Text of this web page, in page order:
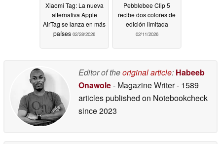
Xiaomi Tag: La nueva
alternativa Apple
AirTag se lanza en más
países 02/28/2026
Pebblebee Clip 5
recibe dos colores de
edición limitada
02/11/2026
Editor of theoriginal article: Habeeb
Onawole- Magazine Writer- 1589
articles published on Notebookcheck
since 2023